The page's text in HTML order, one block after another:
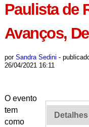
Paulista de
Avanços,
por Sandra Sedini -
26/04/2021 16:11
O evento
tem
como